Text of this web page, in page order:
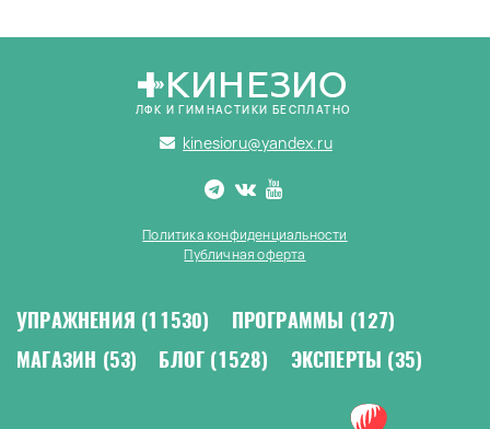
КИНЕЗИО
ЛФК И ГИМНАСТИКИ БЕСПЛАТНО
kinesioru@yandex.ru
Политика конфиденциальности
Публичная оферта
УПРАЖНЕНИЯ (11530) ПРОГРАММЫ (127)
МАГАЗИН (53) БЛОГ (1528) ЭКСПЕРТЫ (35)